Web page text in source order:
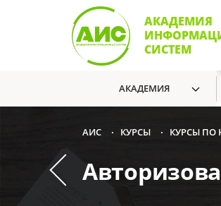
АКАДЕМИЯ
СИСТЕМ
АКАДЕМИЯ
АИС • КУРСЫ • КУРСЫ